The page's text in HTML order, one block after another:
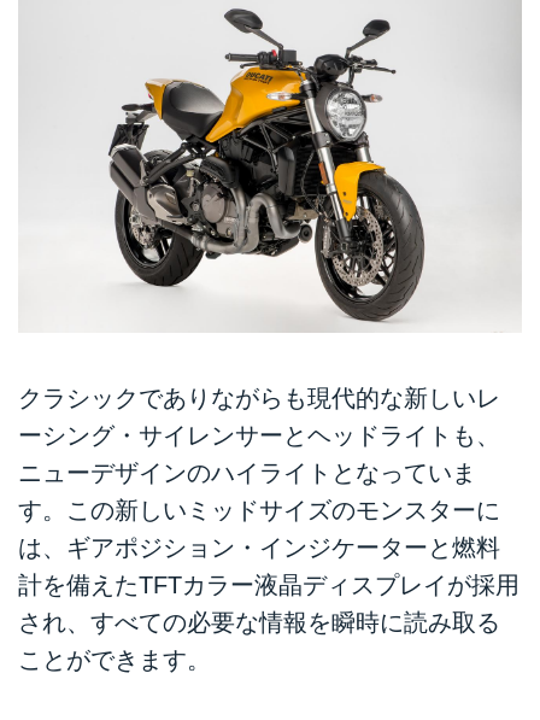
クラシックでありながらも現代的な新しいレ
ーシング・サイレンサーとヘッドライトも、
ニューデザインのハイライトとなっていま
す。この新しいミッドサイズのモンスターに
は、ギアポジション・インジケーターと燃料
計を備えたTFTカラー液晶ディスプレイが採用
され、すべての必要な情報を瞬時に読み取る
ことができます。